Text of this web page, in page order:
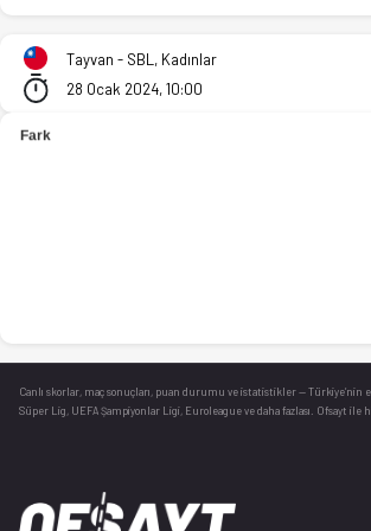
Cathay Life (K) - Taiyuan (K) 66-73 bitti.
Tayvan - SBL, Kadınlar
28 Ocak 2024, 10:00
Canlı skorlar , maç sonuçları, puan durumu ve istatistikler — Türkiye’nin
Süper Lig, UEFA Şampiyonlar Ligi, Euroleague ve daha fazlası. Ofsayt ile